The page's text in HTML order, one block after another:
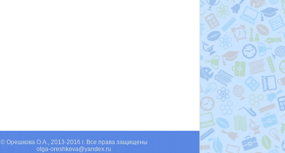
© Орешкова О.А., 2013-2016 г. Все права защищены
olga-oreshkova@yandex.ru